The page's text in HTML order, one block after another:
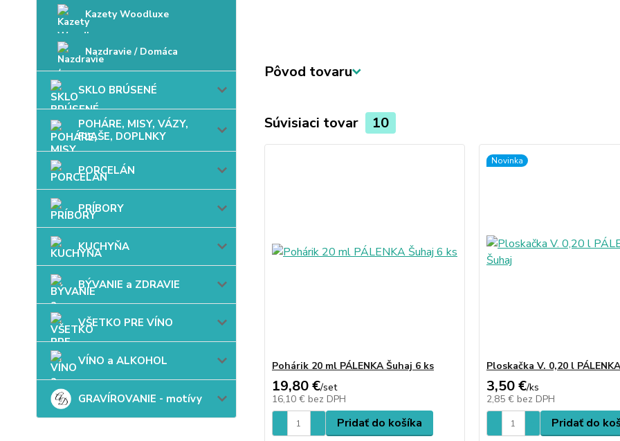
Kazety Woodluxe
Nazdravie / Domáca
SKLO BRÚSENÉ
POHÁRE, MISY, VÁZY,
FĽAŠE, DOPLNKY
PORCELÁN
PRÍBORY
KUCHYŇA
BÝVANIE a ZDRAVIE
VŠETKO PRE VÍNO
VÍNO a ALKOHOL
GRAVÍROVANIE - motívy
Pôvod tovaru
Súvisiaci tovar 10
Pohárik 20 ml PÁLENKA Šuhaj 6 ks
19,80 €/set
16,10 € bez DPH
Pridať do košíka
Novinka
Ploskačka V. 0,20 l
3,50 €/ks
2,85 € bez DPH
Pridať do